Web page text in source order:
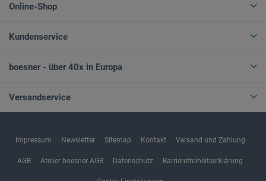
Online-Shop
Kundenservice
boesner - über 40x in Europa
Versandservice
Impressum Newsletter Sitemap Kontakt Versand und Zahlung
AGB Atelier boesner AGB Datenschutz Barrierefreiheitserklärung